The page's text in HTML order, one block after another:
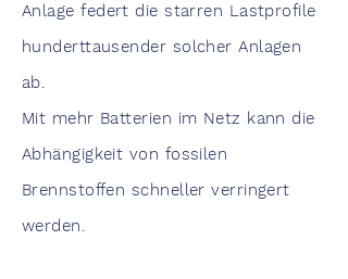
Anlage federt die starren Lastprofile
hunderttausender solcher Anlagen
ab.
Mit mehr Batterien im Netz kann die
Abhängigkeit von fossilen
Brennstoffen schneller verringert
werden.